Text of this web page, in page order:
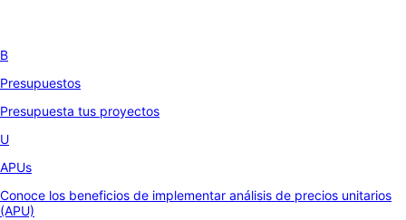
B
Presupuestos
Presupuesta tus proyectos
U
APUs
Conoce los beneficios de implementar análisis de precios unitarios
(APU)